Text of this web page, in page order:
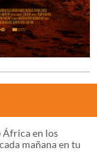
África en los
mañana en tu